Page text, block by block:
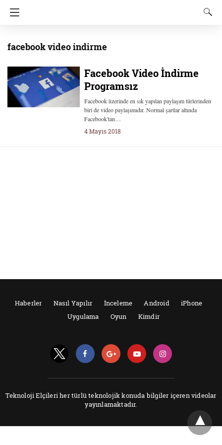
facebook video indirme
Facebook Video İndirme
Programsız
Facebook üzerinde en sık yapılan paylaşım türlerinden
biri de video paylaşımıdır. Normal şartlar altında
Facebook'tan…
4 Mayıs 2018
Haberler Nasıl Yapılır İnceleme Android
iPhone
Uygulama
Oyun Kimdir
Teknoloji Elçileri her türlü teknolojik konuda bilgiler içeren videolar
yayınlamaktadır.